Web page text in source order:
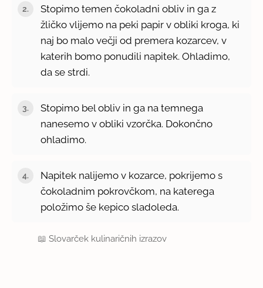
Stopimo temen čokoladni obliv in ga z
žličko vlijemo na peki papir v obliki kroga, ki
naj bo malo večji od premera kozarcev, v
katerih bomo ponudili napitek. Ohladimo,
da se strdi.
Stopimo bel obliv in ga na temnega
nanesemo v obliki vzorčka. Dokončno
ohladimo.
Napitek nalijemo v kozarce, pokrijemo s
čokoladnim pokrovčkom, na katerega
položimo še kepico sladoleda.
📖Slovarček kulinaričnih izrazov